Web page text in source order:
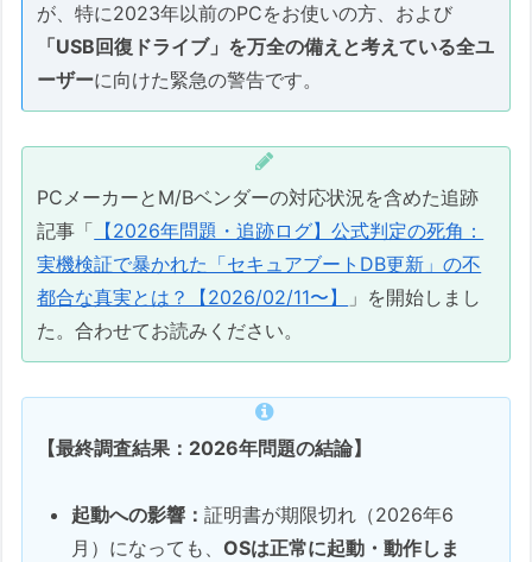
が、特に2023年以前のPCをお使いの方、および
「USB回復ドライブ」を万全の備えと考えている全ユ
ーザーに向けた緊急の警告です。
PCメーカーとM/Bベンダーの対応状況を含めた追跡
記事「 【2026年問題・追跡ログ】公式判定の死角：
実機検証で暴かれた「セキュアブートDB更新」の不
都合な真実とは？【2026/02/11〜】
」を開始しまし
た。合わせてお読みください。
【最終調査結果：2026年問題の結論】
起動への影響：証明書が期限切れ（2026年6
月）になっても、OSは正常に起動・動作しま